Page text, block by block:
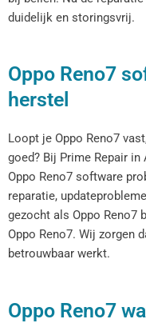
duidelijk en storingsvrij.
Oppo Reno7
herstel
Loopt je Oppo Reno7
goed? Bij Prime Repair
Oppo Reno7 software
reparatie,
gezocht als Oppo Reno7
Oppo Reno7. Wij zorgen
betrouwbaar werkt.
Oppo Reno7